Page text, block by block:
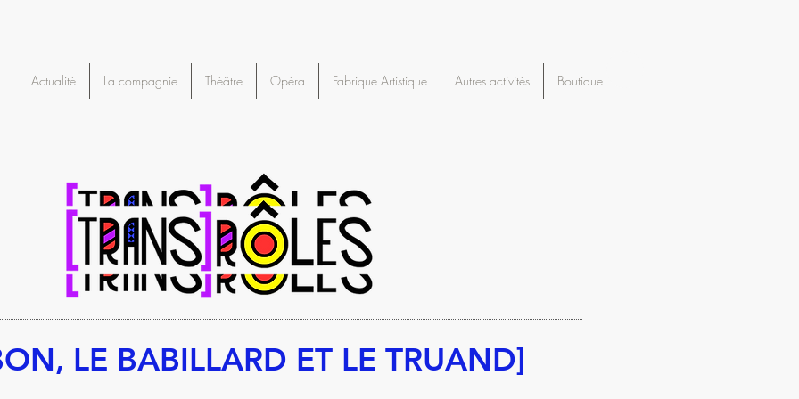
Actualité La compagnie Théâtre Opéra Fabrique Artistique Autres activités Boutique
LE BABILLARD ET LE TRUAND]